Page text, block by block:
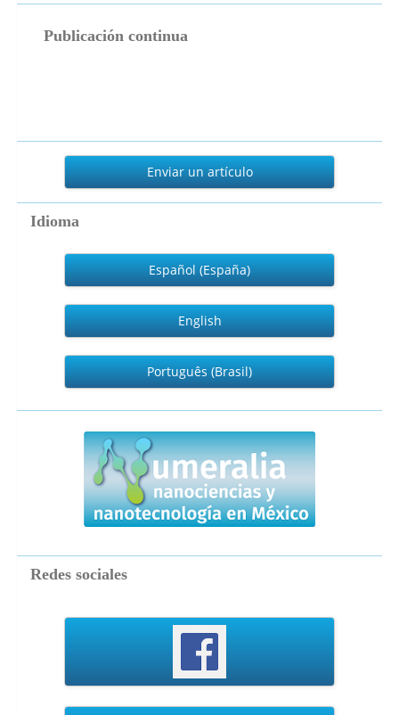
Publicación continua
Enviar
artículo
Enviar un artículo
Idioma
Español (España)
English
Português (Brasil)
numeralia
Redes sociales